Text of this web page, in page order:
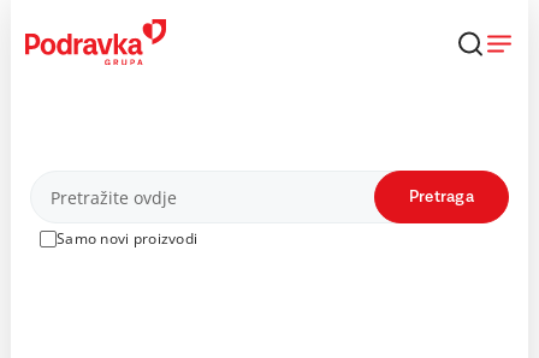
content
Proizvodi
Samo novi proizvodi
Pretraga